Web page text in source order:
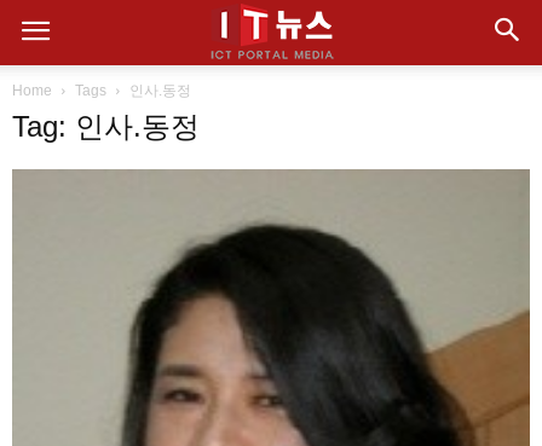
Home Tags 인사.동정
Tag: 인사.동정